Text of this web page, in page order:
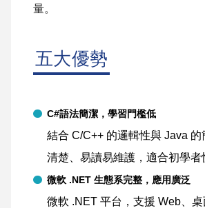
量。
五大優勢
C#語法簡潔，學習門檻低
結合 C/C++ 的邏輯性與 Java
清楚、易讀易維護，適合初學者
微軟 .NET 生態系完整，應用廣泛
微軟 .NET 平台，支援 Web、